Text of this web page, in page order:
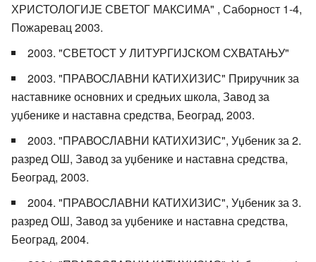
ХРИСТОЛОГИЈЕ СВЕТОГ МАКСИМА" , Саборност 1-4,
Пожаревац 2003.
2003. "СВЕТОСТ У ЛИТУРГИЈСКОМ СХВАТАЊУ"
2003. "ПРАВОСЛАВНИ КАТИХИЗИС" Приручник за
наставнике основних и средњих школа, Завод за
уџбенике и наставна средства, Београд, 2003.
2003. "ПРАВОСЛАВНИ КАТИХИЗИС", Уџбеник за 2.
разред ОШ, Завод за уџбенике и наставна средства,
Београд, 2003.
2004. "ПРАВОСЛАВНИ КАТИХИЗИС", Уџбеник за 3.
разред ОШ, Завод за уџбенике и наставна средства,
Београд, 2004.